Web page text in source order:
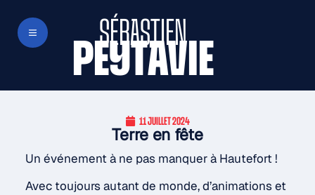
SÉBASTIEN
PEYTAVIE
11 JUILLET 2024
Terre en fête
Un événement à ne pas manquer à Hautefort !
Avec toujours autant de monde, d’animations et